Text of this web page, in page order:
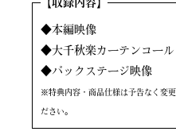
【収録内容】
◆本編映像
◆大千秋楽カーテンコール
◆バックステージ映像
※特典内容・商品仕様は予告なく変
ださい。